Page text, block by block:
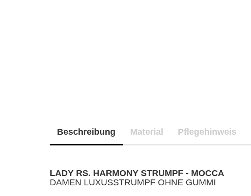
Beschreibung Material Pflegehinweis
LADY RS. HARMONY STRUMPF - MOCCA
DAMEN LUXUSSTRUMPF OHNE GUMMI